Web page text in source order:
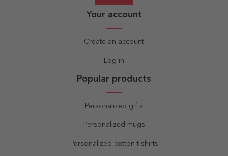
Your account
Create an account
Log in
Popular products
Personalized gifts
Personalized mugs
Personalized cotton t-shirts